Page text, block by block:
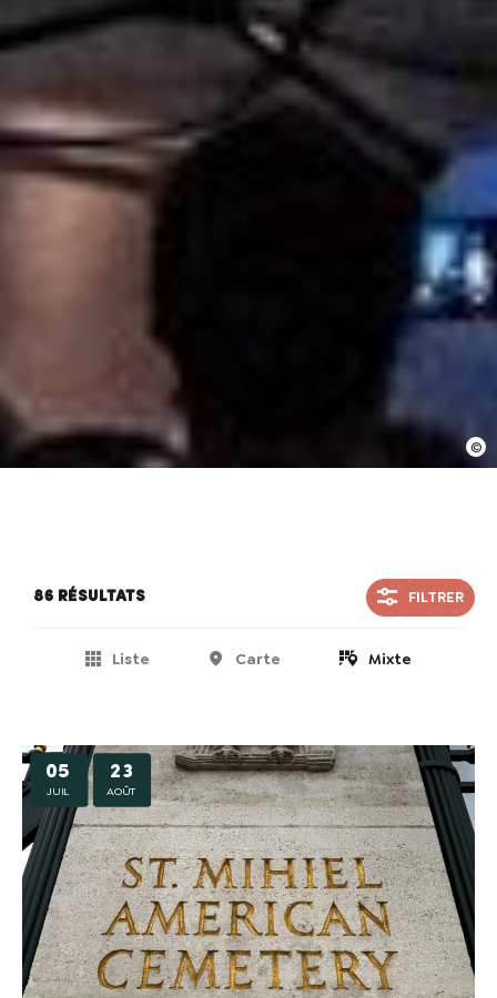
86 résultats FILTRER
Liste Carte Mixte
05
JUIL
23
AOÛT
permettre de me recontacter.